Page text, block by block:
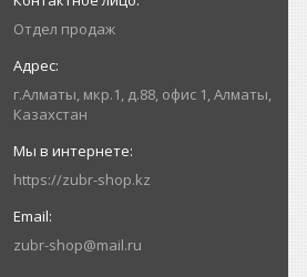
Отдел продаж
г.Алматы, мкр.1, д.88, офис 1, Алматы,
Казахстан
https://zubr-shop.kz
zubr-shop@mail.ru